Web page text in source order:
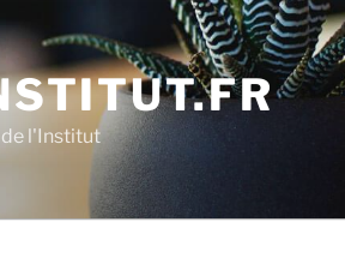
de l'Institut